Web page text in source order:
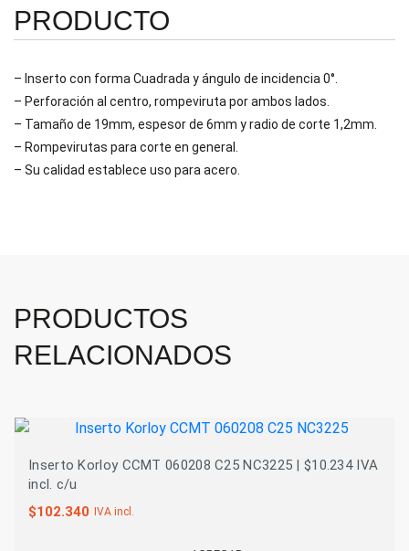
PRODUCTO
– Inserto con forma Cuadrada y ángulo de incidencia 0°.
– Perforación al centro, rompeviruta por ambos lados.
– Tamaño de 19mm, espesor de 6mm y radio de corte 1,2mm.
– Rompevirutas para corte en general.
– Su calidad establece uso para acero.
PRODUCTOS
RELACIONADOS
Inserto Korloy CCMT 060208 C25 NC3225 | $10.234 IVA
incl. c/u
$102.340 IVA incl.